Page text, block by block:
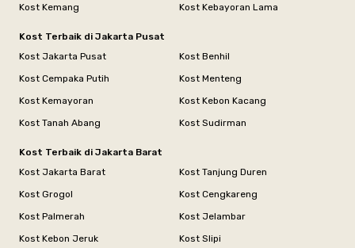
Kost Kemang
Kost Kebayoran Lama
Kost Terbaik di Jakarta Pusat
Kost Jakarta Pusat
Kost Benhil
Kost Cempaka Putih
Kost Menteng
Kost Kemayoran
Kost Kebon Kacang
Kost Tanah Abang
Kost Sudirman
Kost Terbaik di Jakarta Barat
Kost Jakarta Barat
Kost Tanjung Duren
Kost Grogol
Kost Cengkareng
Kost Palmerah
Kost Jelambar
Kost Kebon Jeruk
Kost Slipi